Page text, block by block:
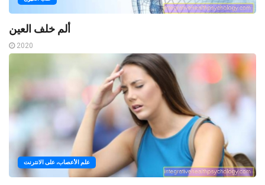
ألم خلف العين
2020
علم الأعصاب، على الانترنت